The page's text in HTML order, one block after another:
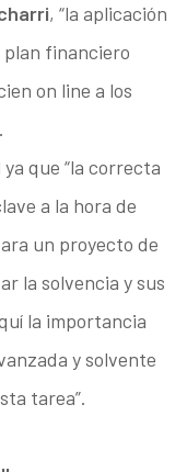
, “la aplicación
plan financiero
on line a los
que “la correcta
a la hora de
un proyecto de
la solvencia y sus
la importancia
y solvente
tarea”.